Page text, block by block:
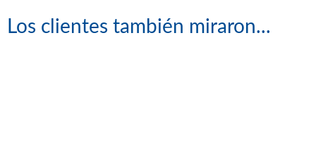
Los clientes también miraron...